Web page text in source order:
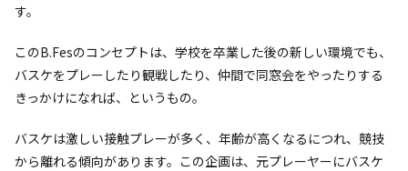
す。
このB.Fesのコンセプトは、学校を卒業した後の新しい環境でも、
バスケをプレーしたり観戦したり、仲間で同窓会をやったりする
きっかけになれば、というもの。
バスケは激しい接触プレーが多く、年齢が高くなるにつれ、競技
から離れる傾向があります。この企画は、元プレーヤーにバスケ